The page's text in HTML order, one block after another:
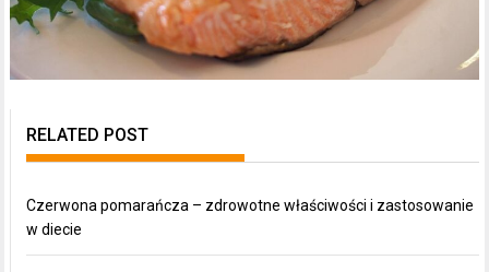
RELATED POST
Czerwona pomarańcza – zdrowotne właściwości i zastosowanie
w diecie